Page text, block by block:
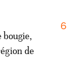
bougie,
de
6